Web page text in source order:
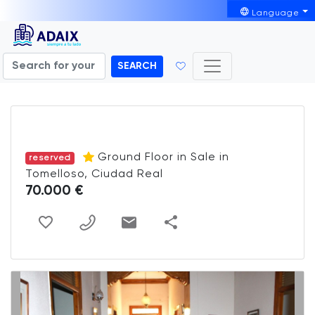
Language
SEARCH
reserved
Ground Floor in Sale in
Tomelloso, Ciudad Real
70.000 €
share